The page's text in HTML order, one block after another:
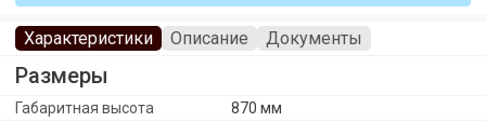
Характеристики Описание Документы
Размеры
Габаритная высота
870 мм